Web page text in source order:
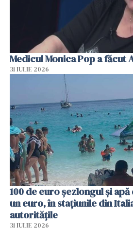
Medicul Monica Pop a făcut
31 IULIE 2026
100 de euro șezlongul și
un euro, în stațiunile din
autoritățile
31 IULIE 2026